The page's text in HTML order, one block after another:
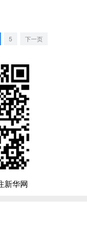
5 下一页
新华网